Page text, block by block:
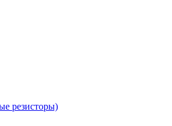
резисторы)